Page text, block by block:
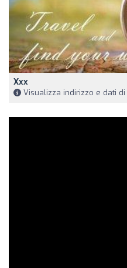
Xxx
Visualizza indirizzo e dati